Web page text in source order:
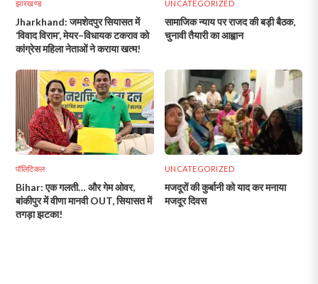
झारखण्ड
Jharkhand: जमशेदपुर सियासत में
‘विवाद विराम’, मेयर–विधायक टकराव को
कांग्रेस महिला नेताओं ने कराया खत्म!
UNCATEGORIZED
सामाजिक न्याय पर राजद की बड़ी बैठक,
चुनावी तैयारी का आह्वान
पॉलिटिकल
Bihar: एक गलती… और गेम ओवर,
बांकीपुर में वीणा मानवी OUT, सियासत में
तगड़ा झटका!
UNCATEGORIZED
मजदूरों की कुर्बानी को याद कर मनाया
मजदूर दिवस